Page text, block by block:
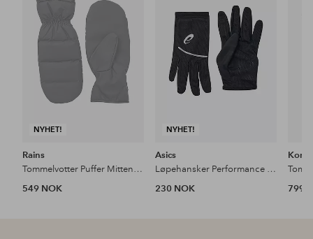
NYHET!
favoritter
Rains
Tommelvotter Puffer Mittens W2t2
549 NOK
NYHET!
Asics
Løpehansker Performance Run Gloves
230 NOK
799